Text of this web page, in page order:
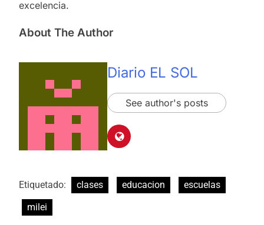
excelencia.
About The Author
Diario EL SOL
See author's posts
Etiquetado: clases educacion
escuelas
milei